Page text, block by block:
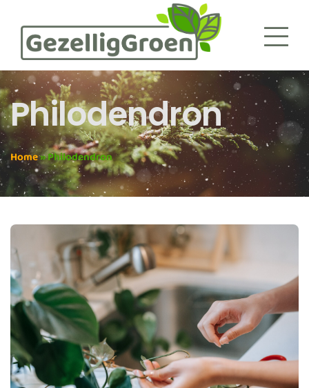
Philodendron
Home»Philodendron